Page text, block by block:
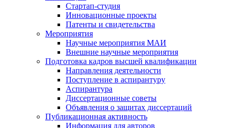
Стартап-студия
Инновационные проекты
Патенты и свидетельства
Мероприятия
Научные мероприятия МАИ
Внешние научные мероприятия
Подготовка кадров высшей квалификации
Направления деятельности
Поступление в аспирантуру
Аспирантура
Диссертационные советы
Объявления о защитах диссертаций
Публикационная активность
Информация для авторов